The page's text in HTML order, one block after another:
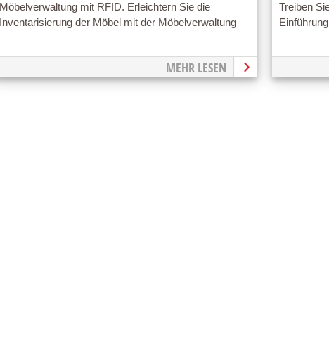
Möbelverwaltung mit RFID. Erleichtern Sie die
Inventarisierung der Möbel mit der Möbelverwaltung
MEHR LESEN
Treiben